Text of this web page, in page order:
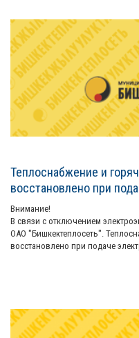
Теплоснабжение и
восстановлено при
Внимание!
В связи с отключением
ОАО "Бишкектеплосеть".
восстановлено при подаче